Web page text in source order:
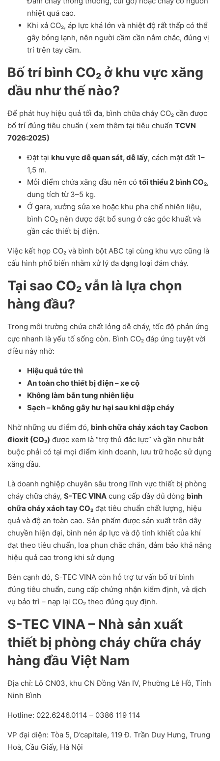
nhiệt quá cao.
Khi xả CO₂, áp lực khá lớn và nhiệt độ rất thấp có thể
gây bỏng lạnh, nên người cầm cần nắm chắc, đúng vị
trí trên tay cầm.
Bố trí bình CO₂ ở khu vực xăng
dầu như thế nào?
Để phát huy hiệu quả tối đa, bình chữa cháy CO₂ cần được
bố trí đúng tiêu chuẩn ( xem thêm tại tiêu chuẩn TCVN
7026:2025)
Đặt tại khu vực dễ quan sát, dễ lấy, cách mặt đất 1–
1,5 m.
Mỗi điểm chứa xăng dầu nên có tối thiểu 2 bình CO₂,
dung tích từ 3–5 kg.
Ở gara, xưởng sửa xe hoặc khu pha chế nhiên liệu,
bình CO₂ nên được đặt bổ sung ở các góc khuất và
gần các thiết bị điện.
Việc kết hợp CO₂ và bình bột ABC tại cùng khu vực cũng là
cấu hình phổ biến nhằm xử lý đa dạng loại đám cháy.
Tại sao CO₂ vẫn là lựa chọn
hàng đầu?
Trong môi trường chứa chất lỏng dễ cháy, tốc độ phản ứng
cực nhanh là yếu tố sống còn. Bình CO₂ đáp ứng tuyệt vời
điều này nhờ:
Hiệu quả tức thì
An toàn cho thiết bị điện – xe cộ
Không làm bắn tung nhiên liệu
Sạch – không gây hư hại sau khi dập cháy
Nhờ những ưu điểm đó, bình chữa cháy xách tay Cacbon
đioxit (CO₂) được xem là “trợ thủ đắc lực” và gần như bắt
buộc phải có tại mọi điểm kinh doanh, lưu trữ hoặc sử dụng
xăng dầu.
Là doanh nghiệp chuyên sâu trong lĩnh vực thiết bị phòng
cháy chữa cháy, S-TEC VINA cung cấp đầy đủ dòng bình
chữa cháy xách tay CO₂ đạt tiêu chuẩn chất lượng, hiệu
quả và độ an toàn cao. Sản phẩm được sản xuất trên dây
chuyền hiện đại, bình nén áp lực và độ tinh khiết của khí
đạt theo tiêu chuẩn, loa phun chắc chắn, đảm bảo khả năng
hiệu quả cao trong khi sử dụng
Bên cạnh đó, S-TEC VINA còn hỗ trợ tư vấn bố trí bình
đúng tiêu chuẩn, cung cấp chứng nhận kiểm định, và dịch
vụ bảo trì – nạp lại CO₂ theo đúng quy định.
S-TEC VINA – Nhà sản xuất
thiết bị phòng cháy chữa cháy
hàng đầu Việt Nam
Địa chỉ: Lô CN03, khu CN Đồng Văn IV, Phường Lê Hồ, Tỉnh
Ninh Bình
Hotline: 022.6246.0114 – 0386 119 114
VP đại diện: Tòa 5, D’capitale, 119 Đ. Trần Duy Hưng, Trung
Hoà, Cầu Giấy, Hà Nội